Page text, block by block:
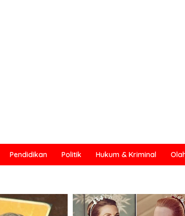
Pendidikan Politik Hukum & Kriminal